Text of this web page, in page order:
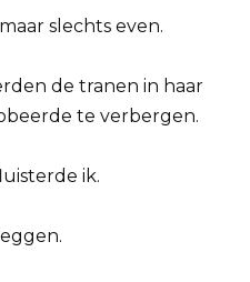
slechts even.
de tranen in haar
te verbergen.
ik.